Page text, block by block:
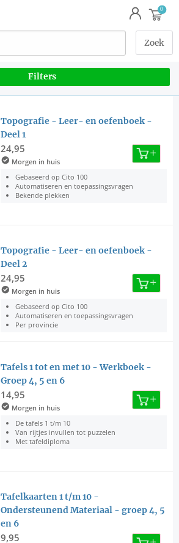
Filters
Topografie - Leer- en oefenboek -
Deel 1
24,95
Morgen in huis
Gebaseerd op Cito 100
Automatiseren en toepassingsvragen
Bekende plekken
Topografie - Leer- en oefenboek -
Deel 2
24,95
Morgen in huis
Gebaseerd op Cito 100
Automatiseren en toepassingsvragen
Per provincie
Tafels 1 tot en met 10 - Werkboek -
Groep 4, 5 en 6
14,95
Morgen in huis
De tafels 1 t/m 10
Van rijtjes invullen tot puzzelen
Met tafeldiploma
Tafelkaarten 1 t/m 10 -
Ondersteunend Materiaal - groep 4, 5
en 6
9,95